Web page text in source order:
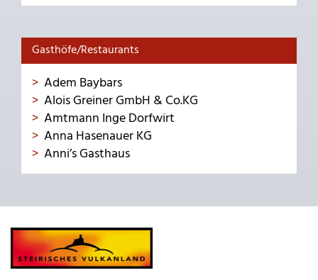
Gasthöfe/Restaurants
Adem Baybars
Alois Greiner GmbH & Co.KG
Amtmann Inge Dorfwirt
Anna Hasenauer KG
Anni’s Gasthaus